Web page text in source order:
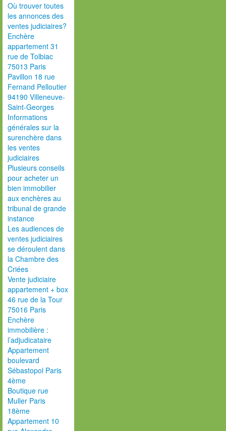
Où trouver toutes
les annonces des
ventes judiciaires?
Enchère
appartement 31
rue de Tolbiac
75013 Paris
Pavillon 18 rue
Fernand Pelloutier
94190 Villeneuve-
Saint-Georges
Informations
générales sur la
surenchère dans
les ventes
judiciaires
Plusieurs conseils
pour acheter un
bien immobilier
aux enchères au
tribunal de grande
instance
Les audiences de
ventes judiciaires
se déroulent dans
la Chambre des
Criées
Vente judiciaire
appartement + box
46 rue de la Tour
75016 Paris
Enchère
immobilière :
l’adjudicataire
Appartement
boulevard
Sébastopol Paris
4ème
Boutique rue
Muller Paris
18ème
Appartement 10